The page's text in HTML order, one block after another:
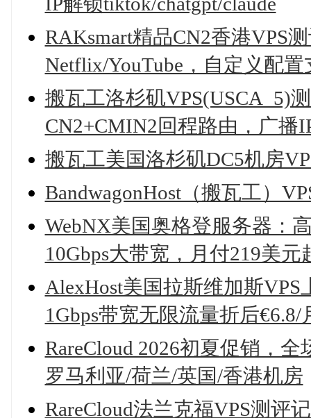
RAKsmart精品CN2香港VPS
Netflix/YouTube，自定义配
搬瓦工洛杉矶VPS(USCA_5)
CN2+CMIN2回程路由，广播
搬瓦工美国洛杉矶DC5机房
BandwagonHost（搬瓦工）
WebNX美国奥格登服务器：
10Gbps大带宽，月付219美元
AlexHost美国拉斯维加斯VPS
1Gbps带宽无限流量折后€6.8/
RareCloud 2026初夏促销，
罗马利亚/荷兰/英国/香港机房
RareCloud法兰克福VPS测评